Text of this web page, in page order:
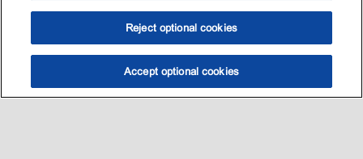
选油助手 查找门店
Reject optional cookies
Accept optional cookies